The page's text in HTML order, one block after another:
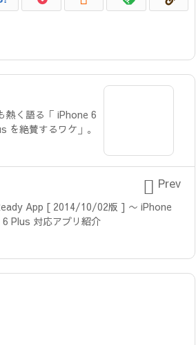
熱く語る「 iPhone 6
を絶賛するワケ」。
App [ 2014/10/02版 ] 〜 iPhone
Plus 対応アプリ紹介
 Prev